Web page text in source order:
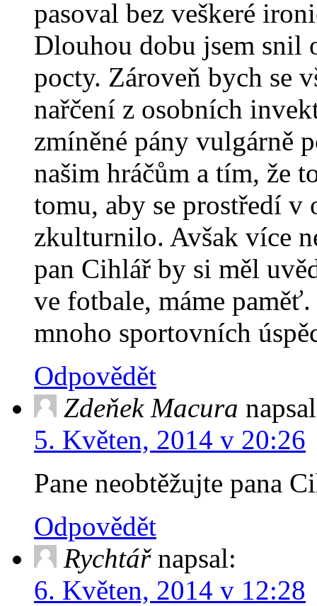
pasoval bez veškeré
Dlouhou dobu jsem snil
pocty. Zároveň bych se
nařčení z osobních
zmíněné pány vulgárně
našim hráčům a tím, že
tomu, aby se prostředí
zkulturnilo. Avšak více
pan Cihlář by si měl
ve fotbale, máme
mnoho sportovních
Odpovědět
Zdeňek Macura
5. Květen, 2014 v 20:26
Pane neobtěžujte pana
Odpovědět
Rychtář napsal:
6. Květen, 2014 v 12:28